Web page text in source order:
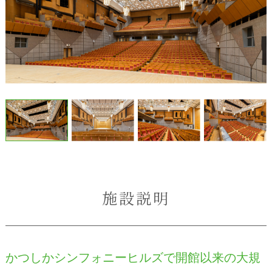
施設説明
かつしかシンフォニーヒルズで開館以来の大規